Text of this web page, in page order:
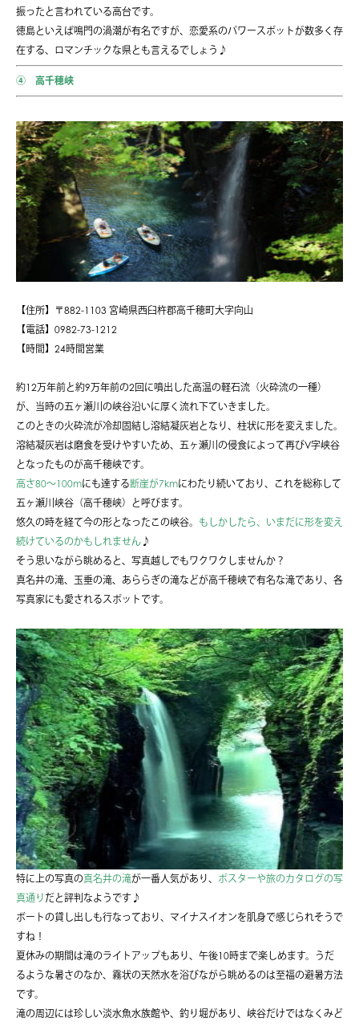
振ったと言われている高台です。
徳島といえば鳴門の渦潮が有名ですが、恋愛系のパワースポットが数多く存
在する、ロマンチックな県とも言えるでしょう♪
④ 高千穂峡
【住所】〒882-1103 宮崎県西臼杵郡高千穂町大字向山
【電話】0982-73-1212
【時間】24時間営業
約12万年前と約9万年前の2回に噴出した高温の軽石流（火砕流の一種）
が、当時の五ヶ瀬川の峡谷沿いに厚く流れ下ていきました。
このときの火砕流が冷却固結し溶結凝灰岩となり、柱状に形を変えました。
溶結凝灰岩は磨食を受けやすいため、五ヶ瀬川の侵食によって再びV字峡谷
となったものが高千穂峡です。
高さ80〜100mにも達する断崖が7kmにわたり続いており、これを総称して
五ヶ瀬川峡谷（高千穂峡）と呼びます。
悠久の時を経て今の形となったこの峡谷。 もしかしたら、いまだに形を変え
続けているのかもしれません ♪
そう思いながら眺めると、写真越しでもワクワクしませんか？
真名井の滝、玉垂の滝、あららぎの滝などが高千穂峡で有名な滝であり、各
写真家にも愛されるスポットです。
特に上の写真の真名井の滝が一番人気があり、 ポスターや旅のカタログの写
真通り だと評判なようです♪
ボートの貸し出しも行なっており、マイナスイオンを肌身で感じられそうで
すね！
夏休みの期間は滝のライトアップもあり、午後10時まで楽しめます。うだ
るような暑さのなか、霧状の天然水を浴びながら眺めるのは至福の避暑方法
です。
滝の周辺には珍しい淡水魚水族館や、釣り堀があり、峡谷だけではなくみど